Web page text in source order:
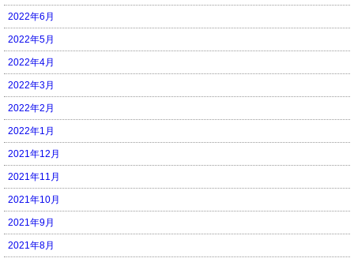
2022年6月
2022年5月
2022年4月
2022年3月
2022年2月
2022年1月
2021年12月
2021年11月
2021年10月
2021年9月
2021年8月